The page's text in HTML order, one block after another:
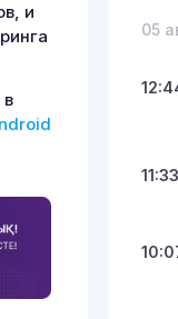
и
05
11:33